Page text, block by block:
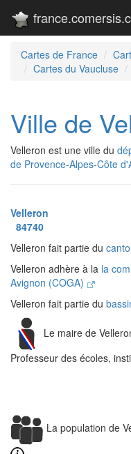
Cartes de France
Cartes du Vaucluse
Ville de
Velleron est une ville du
de Provence-Alpes-Côte
Velleron
84740
Velleron fait partie du
Velleron adhère à la la
Avignon (COGA)
Velleron fait partie du
Le maire de
Professeur des écoles,
La population de